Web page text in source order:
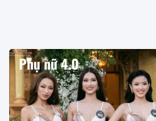
Phụ nữ 4.0